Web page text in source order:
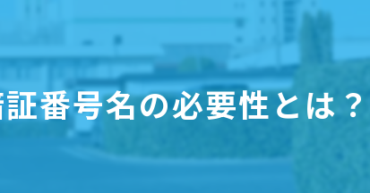
ーパードライバー
番号名の必要性とは？